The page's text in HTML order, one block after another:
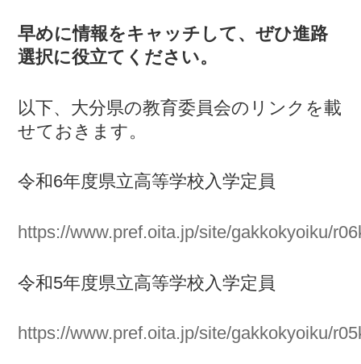
早めに情報をキャッチして、ぜひ進路
選択に役立てください。
以下、大分県の教育委員会のリンクを載
せておきます。
令和6年度県立高等学校入学定員
https://www.pref.oita.jp/site/gakkokyoiku/
令和5年度県立高等学校入学定員
https://www.pref.oita.jp/site/gakkokyoiku/